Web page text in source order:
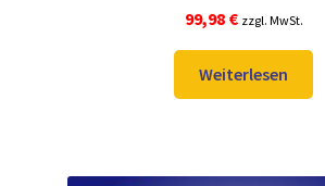
99,98 € zzgl. MwSt.
Weiterlesen